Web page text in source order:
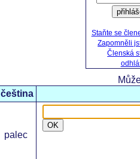
Staňte se
Zapomněli
Členská
čeština
palec
OK